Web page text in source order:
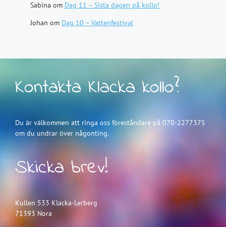
Sabina om Dag 11 – Sista dagen på kollo!
Johan om Dag 10 – Vattenfestival
Kontakta Klacka kollo?
Du är välkommen att ringa oss föreståndare på 070-2277375
om du undrar över någonting.
Skicka brev!
Kullen 533 Klacka-Lerberg
71393 Nora